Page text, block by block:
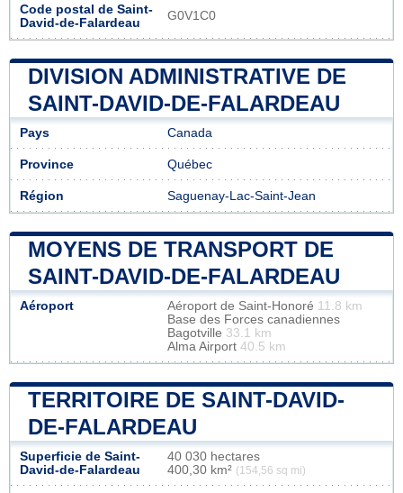
Code postal de Saint-
David-de-Falardeau
G0V1C0
DIVISION ADMINISTRATIVE DE
SAINT-DAVID-DE-FALARDEAU
Pays Canada
Province Québec
Région Saguenay-Lac-Saint-Jean
MOYENS DE TRANSPORT DE
SAINT-DAVID-DE-FALARDEAU
Aéroport Aéroport de Saint-Honoré 11.8 km
Base des Forces canadiennes
Bagotville 33.1 km
Alma Airport 40.5 km
TERRITOIRE DE SAINT-DAVID-
DE-FALARDEAU
Superficie de Saint-
David-de-Falardeau
40 030 hectares
400,30 km² (154,56 sq mi)